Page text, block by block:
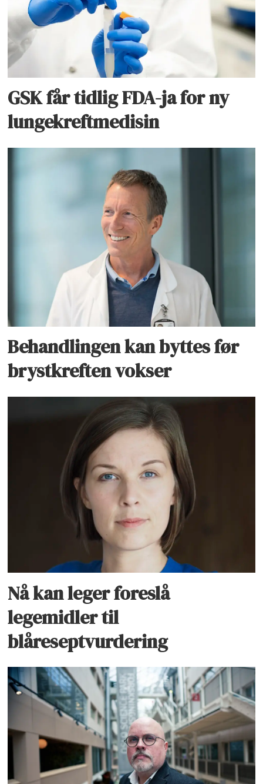
GSK får tidlig FDA-ja for ny
lungekreftmedisin
Behandlingen kan byttes før
brystkreften vokser
Nå kan leger foreslå
legemidler til
blåreseptvurdering